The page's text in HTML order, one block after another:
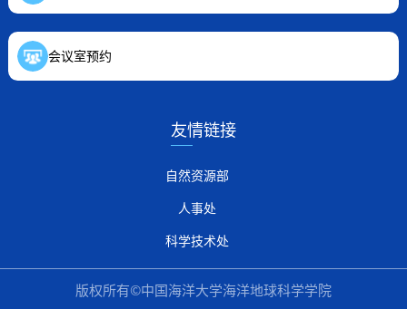
会议室预约
友情链接
自然资源部
人事处
科学技术处
版权所有©中国海洋大学海洋地球科学学院